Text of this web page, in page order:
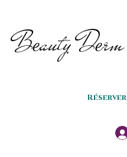
Beauty Derm
Réserver